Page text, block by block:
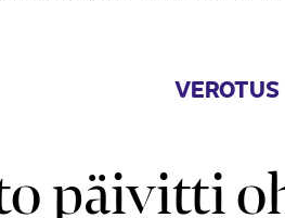
VEROTUS
päivitti